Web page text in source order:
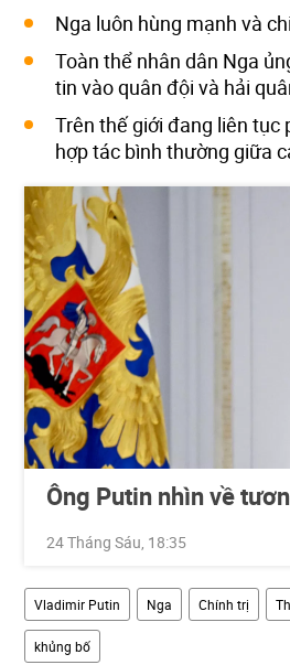
Nga luôn hùng mạnh và
Toàn thể nhân dân Nga
tin vào quân đội và hải
Trên thế giới đang liên tục
hợp tác bình thường giữa
Ông Putin nhìn về
24 Tháng Sáu, 18:35
Vladimir Putin Nga Chính trị
khủng bố